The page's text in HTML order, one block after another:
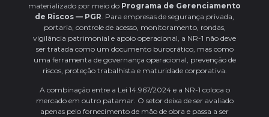
materializado por meio do Programa de Gerenciamento
de Riscos — PGR . Para empresas de segurança privada,
portaria, controle de acesso, monitoramento, rondas,
vigilância patrimonial e apoio operacional, a NR-1 não deve
ser tratada como um documento burocrático, mas como
uma ferramenta de governança operacional, prevenção de
riscos, proteção trabalhista e maturidade corporativa.
A combinação entre a Lei 14.967/2024 e a NR-1 coloca o
mercado em outro patamar. O setor deixa de ser avaliado
apenas pelo fornecimento de mão de obra e passa a ser